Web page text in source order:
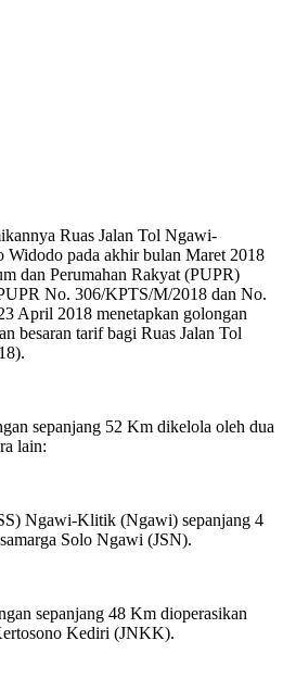
Ruas Jalan Tol Ngawi-
Widodo pada akhir bulan Maret 2018
dan Perumahan Rakyat (PUPR)
No. 306/KPTS/M/2018 dan No.
April 2018 menetapkan golongan
besaran tarif bagi Ruas Jalan Tol
sepanjang 52 Km dikelola oleh dua
lain:
Ngawi-Klitik (Ngawi) sepanjang 4
Solo Ngawi (JSN).
sepanjang 48 Km dioperasikan
Kediri (JNKK).